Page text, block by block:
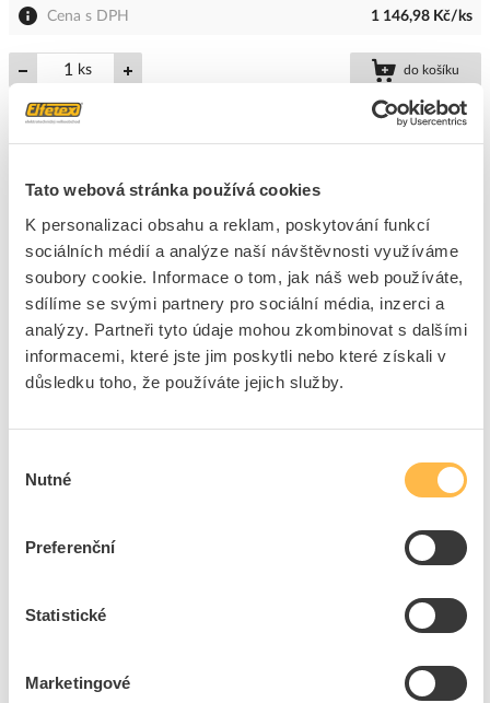
Tato webová stránka používá cookies
K personalizaci obsahu a reklam, poskytování funkcí
sociálních médií a analýze naší návštěvnosti využíváme
soubory cookie. Informace o tom, jak náš web používáte,
sdílíme se svými partnery pro sociální média, inzerci a
analýzy. Partneři tyto údaje mohou zkombinovat s dalšími
informacemi, které jste jim poskytli nebo které získali v
důsledku toho, že používáte jejich služby.
souhlasu
Nutné
Preferenční
Statistické
Marketingové
Cena s DPH 1 146,98 Kč/ks
ks do košíku
Přidat k porovnání
PHILIPS Svítidlo LED Ledinaire 30W 36S/840 PSU
IP66
Kód ELFETEX
11.377.875
EAN
8710163360096
Kód výrobce
871016336009699
do košíku
PHILIPS Svítidlo LED Ledinaire 46W 56S/840 PSU
Kód ELFETEX